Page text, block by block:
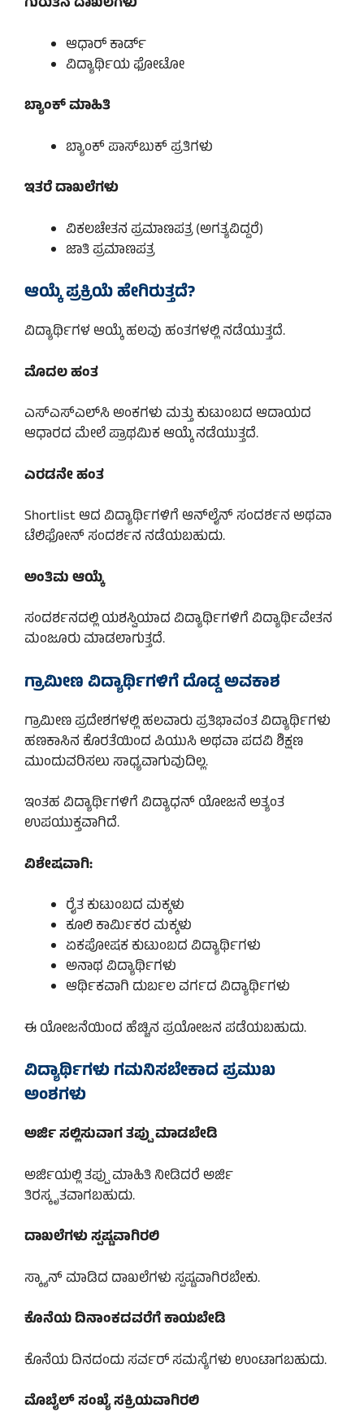
ಆಧಾರ್ ಕಾರ್ಡ್
ವಿದ್ಯಾರ್ಥಿಯ ಫೋಟೋ
ಬ್ಯಾಂಕ್ ಮಾಹಿತಿ
ಬ್ಯಾಂಕ್ ಪಾಸ್‌ಬುಕ್ ಪ್ರತಿಗಳು
ಇತರೆ ದಾಖಲೆಗಳು
ವಿಕಲಚೇತನ ಪ್ರಮಾಣಪತ್ರ (ಅಗತ್ಯವಿದ್ದರೆ)
ಜಾತಿ ಪ್ರಮಾಣಪತ್ರ
ಆಯ್ಕೆ ಪ್ರಕ್ರಿಯೆ ಹೇಗಿರುತ್ತದೆ?
ವಿದ್ಯಾರ್ಥಿಗಳ ಆಯ್ಕೆ ಹಲವು ಹಂತಗಳಲ್ಲಿ ನಡೆಯುತ್ತದೆ.
ಮೊದಲ ಹಂತ
ಎಸ್‌ಎಸ್‌ಎಲ್‌ಸಿ ಅಂಕಗಳು ಮತ್ತು ಕುಟುಂಬದ ಆದಾಯದ
ಆಧಾರದ ಮೇಲೆ ಪ್ರಾಥಮಿಕ ಆಯ್ಕೆ ನಡೆಯುತ್ತದೆ.
ಎರಡನೇ ಹಂತ
Shortlist ಆದ ವಿದ್ಯಾರ್ಥಿಗಳಿಗೆ ಆನ್‌ಲೈನ್ ಸಂದರ್ಶನ ಅಥವಾ
ಟೆಲಿಫೋನ್ ಸಂದರ್ಶನ ನಡೆಯಬಹುದು.
ಅಂತಿಮ ಆಯ್ಕೆ
ಸಂದರ್ಶನದಲ್ಲಿ ಯಶಸ್ವಿಯಾದ ವಿದ್ಯಾರ್ಥಿಗಳಿಗೆ ವಿದ್ಯಾರ್ಥಿವೇತನ
ಮಂಜೂರು ಮಾಡಲಾಗುತ್ತದೆ.
ಗ್ರಾಮೀಣ ವಿದ್ಯಾರ್ಥಿಗಳಿಗೆ ದೊಡ್ಡ ಅವಕಾಶ
ಗ್ರಾಮೀಣ ಪ್ರದೇಶಗಳಲ್ಲಿ ಹಲವಾರು ಪ್ರತಿಭಾವಂತ ವಿದ್ಯಾರ್ಥಿಗಳು
ಹಣಕಾಸಿನ ಕೊರತೆಯಿಂದ ಪಿಯುಸಿ ಅಥವಾ ಪದವಿ ಶಿಕ್ಷಣ
ಮುಂದುವರಿಸಲು ಸಾಧ್ಯವಾಗುವುದಿಲ್ಲ.
ಇಂತಹ ವಿದ್ಯಾರ್ಥಿಗಳಿಗೆ ವಿದ್ಯಾಧನ್ ಯೋಜನೆ ಅತ್ಯಂತ
ಉಪಯುಕ್ತವಾಗಿದೆ.
ವಿಶೇಷವಾಗಿ:
ರೈತ ಕುಟುಂಬದ ಮಕ್ಕಳು
ಕೂಲಿ ಕಾರ್ಮಿಕರ ಮಕ್ಕಳು
ಏಕಪೋಷಕ ಕುಟುಂಬದ ವಿದ್ಯಾರ್ಥಿಗಳು
ಅನಾಥ ವಿದ್ಯಾರ್ಥಿಗಳು
ಆರ್ಥಿಕವಾಗಿ ದುರ್ಬಲ ವರ್ಗದ ವಿದ್ಯಾರ್ಥಿಗಳು
ಈ ಯೋಜನೆಯಿಂದ ಹೆಚ್ಚಿನ ಪ್ರಯೋಜನ ಪಡೆಯಬಹುದು.
ವಿದ್ಯಾರ್ಥಿಗಳು ಗಮನಿಸಬೇಕಾದ ಪ್ರಮುಖ
ಅಂಶಗಳು
ಅರ್ಜಿ ಸಲ್ಲಿಸುವಾಗ ತಪ್ಪು ಮಾಡಬೇಡಿ
ಅರ್ಜಿಯಲ್ಲಿ ತಪ್ಪು ಮಾಹಿತಿ ನೀಡಿದರೆ ಅರ್ಜಿ
ತಿರಸ್ಕೃತವಾಗಬಹುದು.
ದಾಖಲೆಗಳು ಸ್ಪಷ್ಟವಾಗಿರಲಿ
ಸ್ಕ್ಯಾನ್ ಮಾಡಿದ ದಾಖಲೆಗಳು ಸ್ಪಷ್ಟವಾಗಿರಬೇಕು.
ಕೊನೆಯ ದಿನಾಂಕದವರೆಗೆ ಕಾಯಬೇಡಿ
ಕೊನೆಯ ದಿನದಂದು ಸರ್ವರ್ ಸಮಸ್ಯೆಗಳು ಉಂಟಾಗಬಹುದು.
ಮೊಬೈಲ್ ಸಂಖ್ಯೆ ಸಕ್ರಿಯವಾಗಿರಲಿ